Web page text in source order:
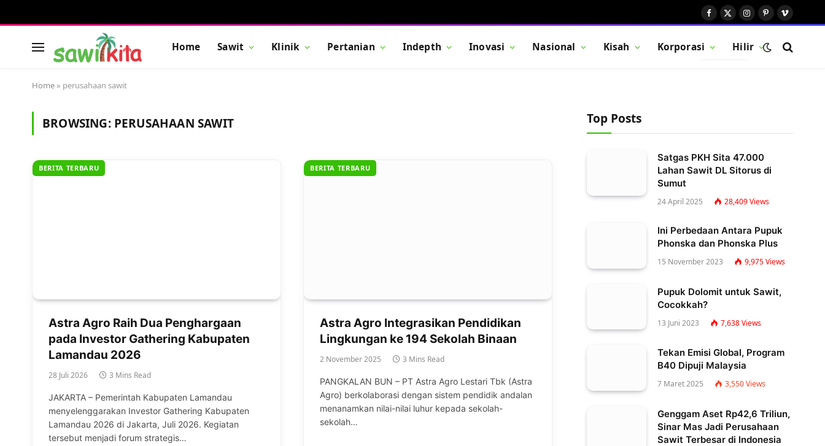
Facebook
X
Instagram
Pinterest
Vimeo
Home Sawit Klinik Pertanian Indepth Inovasi Nasional Kisah Korporasi Hilir
BUTTON
Home » perusahaan sawit
BROWSING: PERUSAHAAN SAWIT
BERITA TERBARU
Astra Agro Raih Dua Penghargaan
pada Investor Gathering Kabupaten
Lamandau 2026
28 Juli 2026 3 Mins Read
JAKARTA – Pemerintah Kabupaten Lamandau
menyelenggarakan Investor Gathering Kabupaten
Lamandau 2026 di Jakarta, Juli 2026. Kegiatan
tersebut menjadi forum strategis…
BERITA TERBARU
Astra Agro Integrasikan Pendidikan
Lingkungan ke 194 Sekolah Binaan
2 November 2025 3 Mins Read
PANGKALAN BUN – PT Astra Agro Lestari Tbk (Astra
Agro) berkolaborasi dengan sistem pendidik andalan
menanamkan nilai-nilai luhur kepada sekolah-
sekolah…
Top Posts
Satgas PKH Sita 47.000
Lahan Sawit DL Sitorus di
Sumut
24 April 2025 28,409Views
Ini Perbedaan Antara Pupuk
Phonska dan Phonska Plus
15 November 2023 9,975Views
Pupuk Dolomit untuk Sawit,
Cocokkah?
13 Juni 2023 7,638Views
Tekan Emisi Global, Program
B40 Dipuji Malaysia
7 Maret 2025 3,550Views
Genggam Aset Rp42,6 Triliun,
Sinar Mas Jadi Perusahaan
Sawit Terbesar di Indonesia